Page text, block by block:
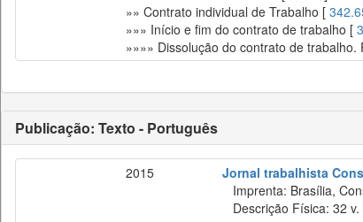
»» Contrato individual de Trabalho [
»»» Início e fim do contrato de trabalho [
»»»» Dissolução do contrato de
Publicação: Texto - Português
2015
Jornal trabalhista
Imprenta: Brasília,
Descrição Física: 32 v.